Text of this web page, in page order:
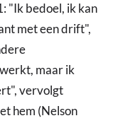
"Ik bedoel, ik kan
met een drift",
maar ik
vervolgt
hem (Nelson